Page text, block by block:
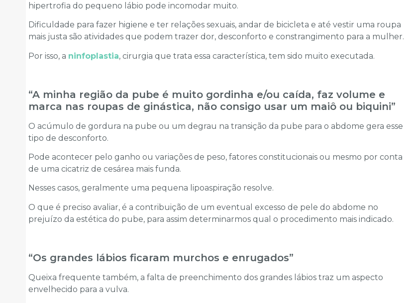
hipertrofia do pequeno lábio pode incomodar muito.
Dificuldade para fazer higiene e ter relações sexuais, andar de bicicleta e até vestir uma roupa
mais justa são atividades que podem trazer dor, desconforto e constrangimento para a mulher.
Por isso, a ninfoplastia, cirurgia que trata essa característica, tem sido muito executada.
“A minha região da pube é muito gordinha e/ou caída, faz volume e
marca nas roupas de ginástica, não consigo usar um maiô ou biquini”
O acúmulo de gordura na pube ou um degrau na transição da pube para o abdome gera esse
tipo de desconforto.
Pode acontecer pelo ganho ou variações de peso, fatores constitucionais ou mesmo por conta
de uma cicatriz de cesárea mais funda.
Nesses casos, geralmente uma pequena lipoaspiração resolve.
O que é preciso avaliar, é a contribuição de um eventual excesso de pele do abdome no
prejuízo da estética do pube, para assim determinarmos qual o procedimento mais indicado.
“Os grandes lábios ficaram murchos e enrugados”
Queixa frequente também, a falta de preenchimento dos grandes lábios traz um aspecto
envelhecido para a vulva.